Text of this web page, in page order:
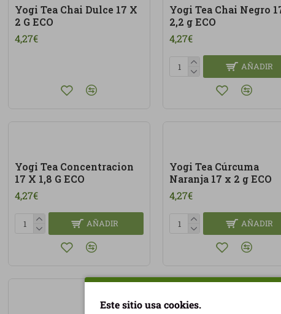
Yogi Tea Chai Dulce 17 X
2 G ECO
4,27€
Yogi Tea Chai Negro
2,2 g ECO
4,27€
AÑADIR
Yogi Tea Concentracion
17 X 1,8 G ECO
4,27€
AÑADIR
Yogi Tea Cúrcuma
Naranja 17 x 2 g ECO
4,27€
AÑADIR
Este sitio usa cookies.